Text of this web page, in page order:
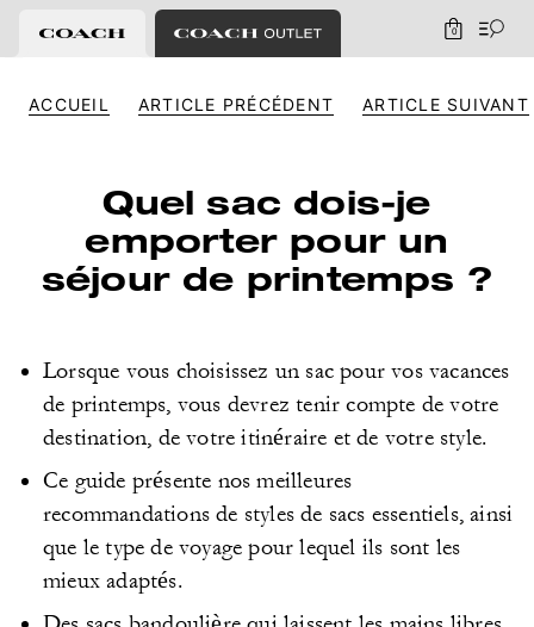
0
ACCUEIL ARTICLE PRÉCÉDENT ARTICLE SUIVANT
Quel sac dois-je
emporter pour un
séjour de printemps ?
Lorsque vous choisissez un sac pour vos vacances
de printemps, vous devrez tenir compte de votre
destination, de votre itinéraire et de votre style.
Ce guide présente nos meilleures
recommandations de styles de sacs essentiels, ainsi
que le type de voyage pour lequel ils sont les
mieux adaptés.